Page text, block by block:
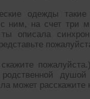
одежды
ним, на счет три
описала
может расскажите